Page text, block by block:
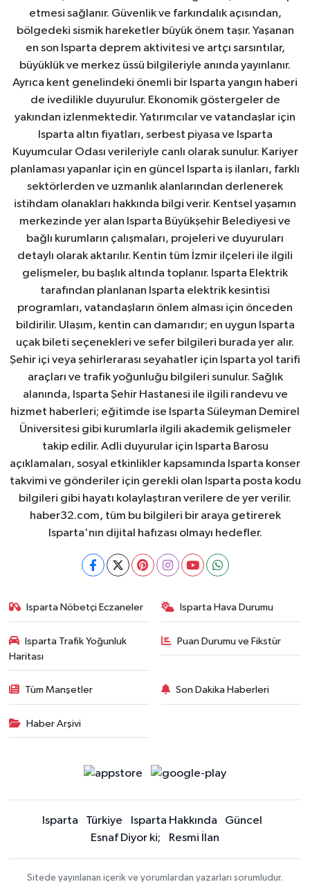
etmesi sağlanır. Güvenlik ve farkındalık açısından,
bölgedeki sismik hareketler büyük önem taşır. Yaşanan
en son Isparta deprem aktivitesi ve artçı sarsıntılar,
büyüklük ve merkez üssü bilgileriyle anında yayınlanır.
Ayrıca kent genelindeki önemli bir Isparta yangın haberi
de ivedilikle duyurulur. Ekonomik göstergeler de
yakından izlenmektedir. Yatırımcılar ve vatandaşlar için
Isparta altın fiyatları, serbest piyasa ve Isparta
Kuyumcular Odası verileriyle canlı olarak sunulur. Kariyer
planlaması yapanlar için en güncel Isparta iş ilanları, farklı
sektörlerden ve uzmanlık alanlarından derlenerek
istihdam olanakları hakkında bilgi verir. Kentsel yaşamın
merkezinde yer alan Isparta Büyükşehir Belediyesi ve
bağlı kurumların çalışmaları, projeleri ve duyuruları
detaylı olarak aktarılır. Kentin tüm İzmir ilçeleri ile ilgili
gelişmeler, bu başlık altında toplanır. Isparta Elektrik
tarafından planlanan Isparta elektrik kesintisi
programları, vatandaşların önlem alması için önceden
bildirilir. Ulaşım, kentin can damarıdır; en uygun Isparta
uçak bileti seçenekleri ve sefer bilgileri burada yer alır.
Şehir içi veya şehirlerarası seyahatler için Isparta yol tarifi
araçları ve trafik yoğunluğu bilgileri sunulur. Sağlık
alanında, Isparta Şehir Hastanesi ile ilgili randevu ve
hizmet haberleri; eğitimde ise Isparta Süleyman Demirel
Üniversitesi gibi kurumlarla ilgili akademik gelişmeler
takip edilir. Adli duyurular için Isparta Barosu
açıklamaları, sosyal etkinlikler kapsamında Isparta konser
takvimi ve gönderiler için gerekli olan Isparta posta kodu
bilgileri gibi hayatı kolaylaştıran verilere de yer verilir.
haber32.com, tüm bu bilgileri bir araya getirerek
Isparta'nın dijital hafızası olmayı hedefler.
Isparta Nöbetçi Eczaneler Isparta Hava Durumu
Isparta Trafik Yoğunluk
Haritası
Puan Durumu ve Fikstür
Tüm Manşetler Son Dakika Haberleri
Haber Arşivi
Isparta Türkiye Isparta Hakkında
Güncel
Esnaf Diyor ki;
Resmi İlan
Sitede yayınlanan içerik ve yorumlardan yazarları sorumludur.